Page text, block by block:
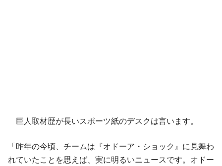
巨人取材歴が長いスポーツ紙のデスクは言います。
「昨年の今頃、チームは『オドーア・ショック』に見舞わ
れていたことを思えば、実に明るいニュースです。オドー